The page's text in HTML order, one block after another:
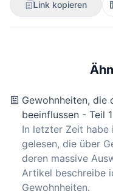
Link kopieren
Gewohnheiten, die
beeinflussen - Teil 1
In letzter Zeit
gelesen, die über
deren massive
Artikel beschreibe
Gewohnheiten.